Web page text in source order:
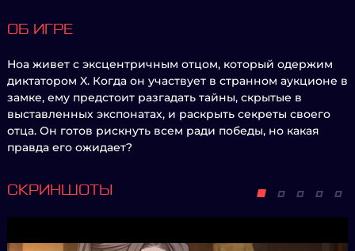
ОБ ИГРЕ
Ноа живет с эксцентричным отцом, который одержим
диктатором X. Когда он участвует в странном аукционе в
замке, ему предстоит разгадать тайны, скрытые в
выставленных экспонатах, и раскрыть секреты своего
отца. Он готов рискнуть всем ради победы, но какая
правда его ожидает?
СКРИНШОТЫ